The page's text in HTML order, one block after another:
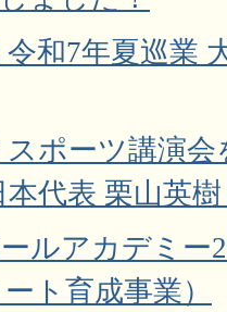
和7年夏巡業
スポーツ講演
本代表 栗山英
ルアカデミー
ト育成事業）